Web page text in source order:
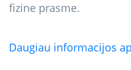
fizine prasme.
Daugiau informacijos